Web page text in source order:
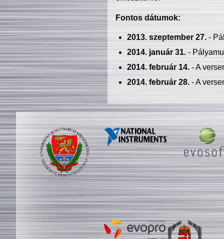
Fontos dátumok:
2013. szeptember 27.-
2014. január 31.-
2014. február 14.- A
2014. február 28.- A